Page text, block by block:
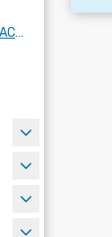
PRACOWNICY, KOMÓRKI ORGANIZACYJNE URZĘDU